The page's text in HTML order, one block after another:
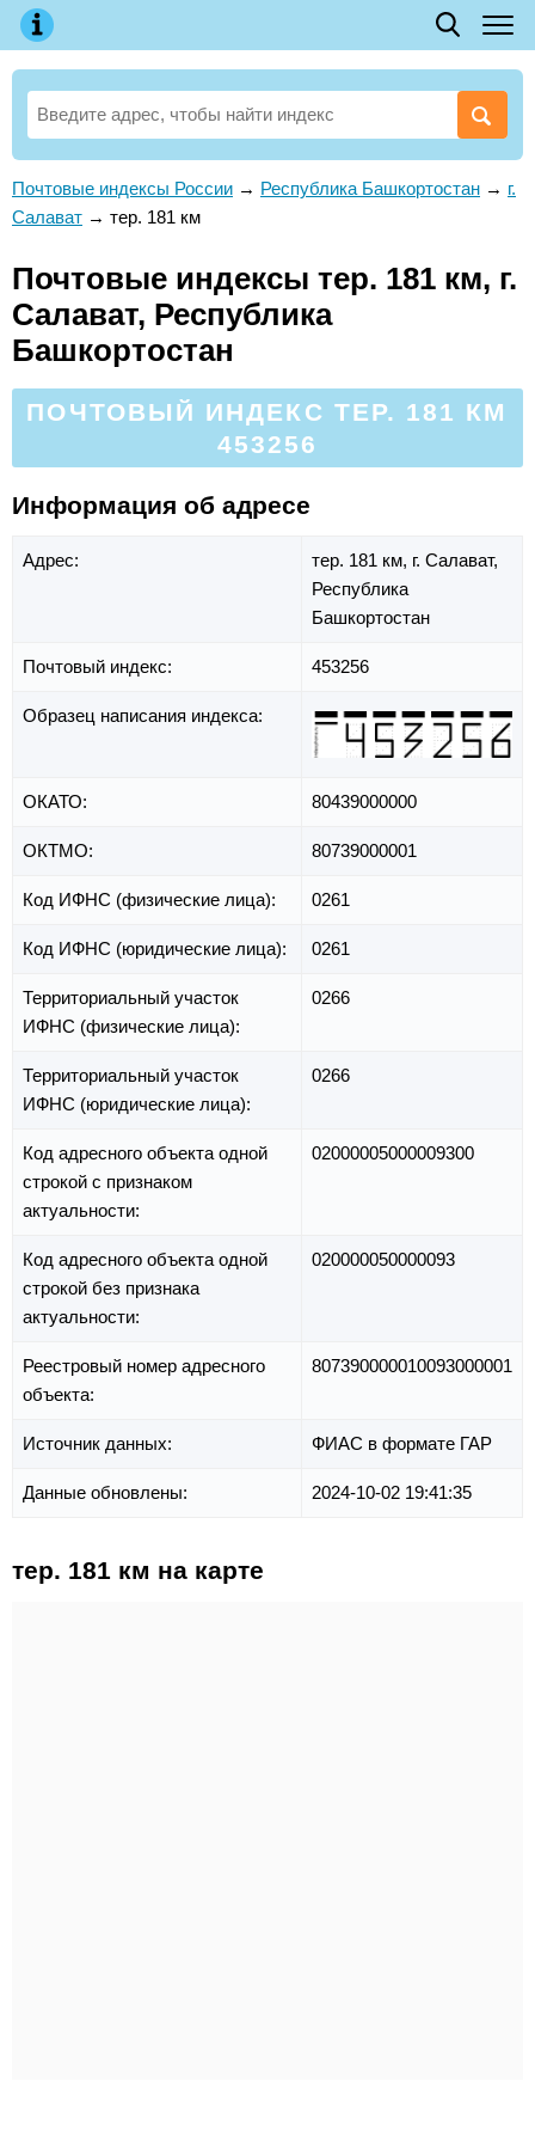
Почтовые индексы России → Республика Башкортостан → г.
Салават → тер. 181 км
Почтовые индексы тер. 181 км, г.
Салават, Республика
Башкортостан
ПОЧТОВЫЙ ИНДЕКС ТЕР. 181 КМ
453256
Информация об адресе
Адрес: тер. 181 км, г. Салават,
Республика
Башкортостан
Почтовый индекс: 453256
Образец написания индекса:
ОКАТО: 80439000000
ОКТМО: 80739000001
Код ИФНС (физические лица): 0261
Код ИФНС (юридические лица): 0261
Территориальный участок
ИФНС (физические лица):
0266
Территориальный участок
ИФНС (юридические лица):
0266
Код адресного объекта одной
строкой с признаком
актуальности:
02000005000009300
Код адресного объекта одной
строкой без признака
актуальности:
020000050000093
Реестровый номер адресного
объекта:
807390000010093000001
Источник данных: ФИАС в формате ГАР
Данные обновлены: 2024-10-02 19:41:35
тер. 181 км на карте